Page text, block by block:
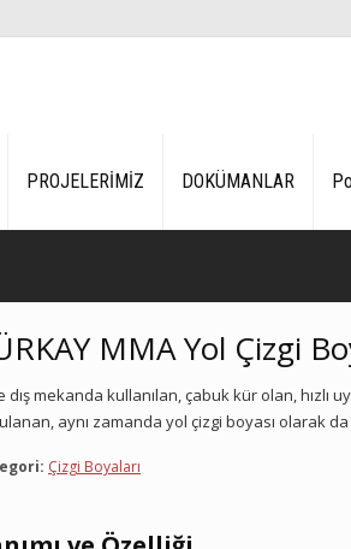
PROJELERİMİZ DOKÜMANLAR
MMA Yol Çizgi
dış mekanda kullanılan, çabuk kür olan,
aynı zamanda yol çizgi boyası olarak
Çizgi Boyaları